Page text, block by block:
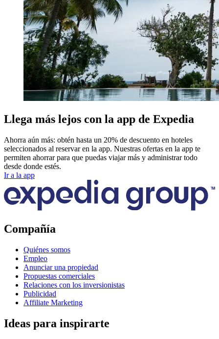
Llega más lejos con la app de Expedia
Ahorra aún más: obtén hasta un 20% de descuento en hoteles
seleccionados al reservar en la app. Nuestras ofertas en la app te
permiten ahorrar para que puedas viajar más y administrar todo
desde donde estés.
Ir a la app
Compañía
Quiénes somos
Empleo
Anunciar una propiedad
Propuestas comerciales
Relaciones con los inversionistas
Publicidad
Affiliate Marketing
Ideas para inspirarte